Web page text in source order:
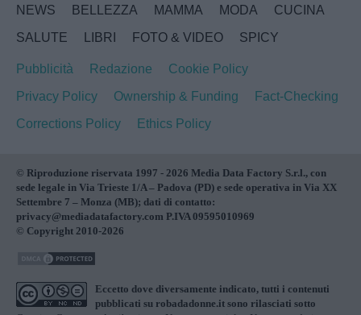
NEWS BELLEZZA MAMMA MODA
CUCINA
SALUTE
LIBRI FOTO & VIDEO SPICY
Pubblicità Redazione
Cookie Policy
Privacy Policy
Ownership & Funding
Fact-Checking
Corrections Policy
Ethics Policy
© Riproduzione riservata 1997 - 2026 Media Data Factory S.r.l., con
sede legale in Via Trieste 1/A – Padova (PD) e sede operativa in Via XX
Settembre 7 – Monza (MB); dati di contatto:
privacy@mediadatafactory.com P.IVA 09595010969
© Copyright 2010-2026
Eccetto dove diversamente indicato, tutti i contenuti
pubblicati su robadadonne.it sono rilasciati sotto